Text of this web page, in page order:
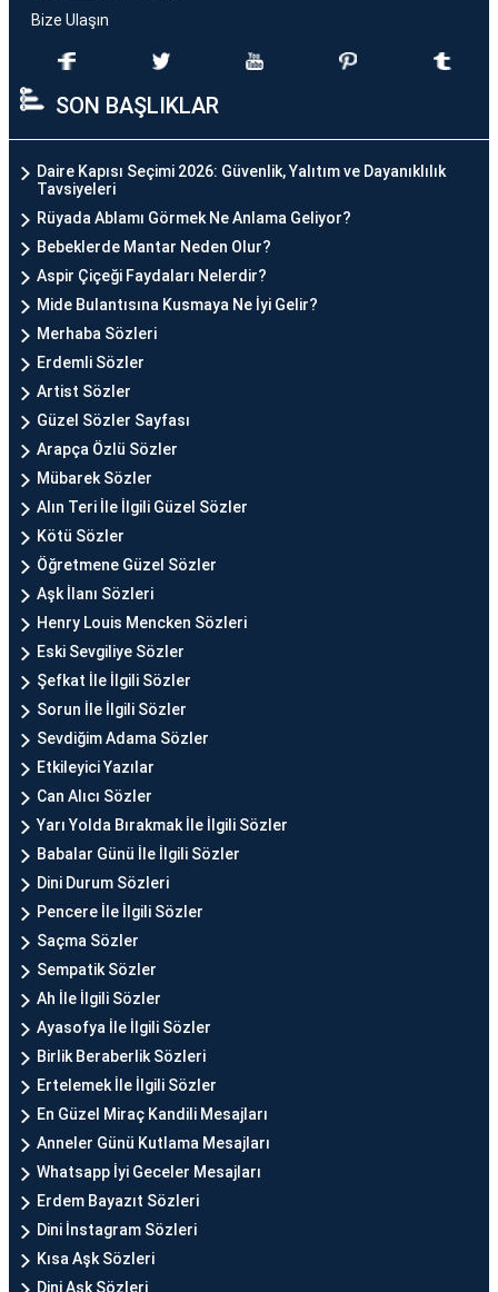
Bize Ulaşın
SON BAŞLIKLAR
Daire Kapısı Seçimi 2026: Güvenlik, Yalıtım ve Dayanıklılık
Tavsiyeleri
Rüyada Ablamı Görmek Ne Anlama Geliyor?
Bebeklerde Mantar Neden Olur?
Aspir Çiçeği Faydaları Nelerdir?
Mide Bulantısına Kusmaya Ne İyi Gelir?
Merhaba Sözleri
Erdemli Sözler
Artist Sözler
Güzel Sözler Sayfası
Arapça Özlü Sözler
Mübarek Sözler
Alın Teri İle İlgili Güzel Sözler
Kötü Sözler
Öğretmene Güzel Sözler
Aşk İlanı Sözleri
Henry Louis Mencken Sözleri
Eski Sevgiliye Sözler
Şefkat İle İlgili Sözler
Sorun İle İlgili Sözler
Sevdiğim Adama Sözler
Etkileyici Yazılar
Can Alıcı Sözler
Yarı Yolda Bırakmak İle İlgili Sözler
Babalar Günü İle İlgili Sözler
Dini Durum Sözleri
Pencere İle İlgili Sözler
Saçma Sözler
Sempatik Sözler
Ah İle İlgili Sözler
Ayasofya İle İlgili Sözler
Birlik Beraberlik Sözleri
Ertelemek İle İlgili Sözler
En Güzel Miraç Kandili Mesajları
Anneler Günü Kutlama Mesajları
Whatsapp İyi Geceler Mesajları
Erdem Bayazıt Sözleri
Dini İnstagram Sözleri
Kısa Aşk Sözleri
Dini Aşk Sözleri